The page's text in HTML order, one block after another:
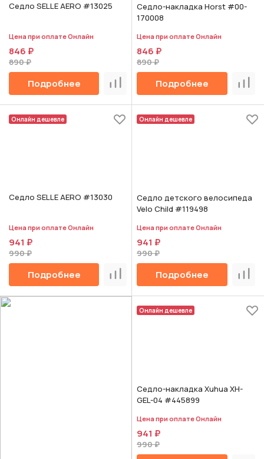
Седло SELLE AERO #13025
Цена при оплате Онлайн
846 ₽
890 ₽
Подробнее Сравнить
Седло-накладка Horst #00-
170008
Цена при оплате Онлайн
846 ₽
890 ₽
Подробнее
Онлайн дешевле
Седло SELLE AERO #13030
Цена при оплате Онлайн
941 ₽
990 ₽
Подробнее Сравнить
Онлайн дешевле
Седло детского велосипеда
Velo Child #119498
Цена при оплате Онлайн
941 ₽
990 ₽
Подробнее
Онлайн дешевле
Седло-накладка Xuhua XH-
GEL-04 #445899
Цена при оплате Онлайн
941 ₽
990 ₽